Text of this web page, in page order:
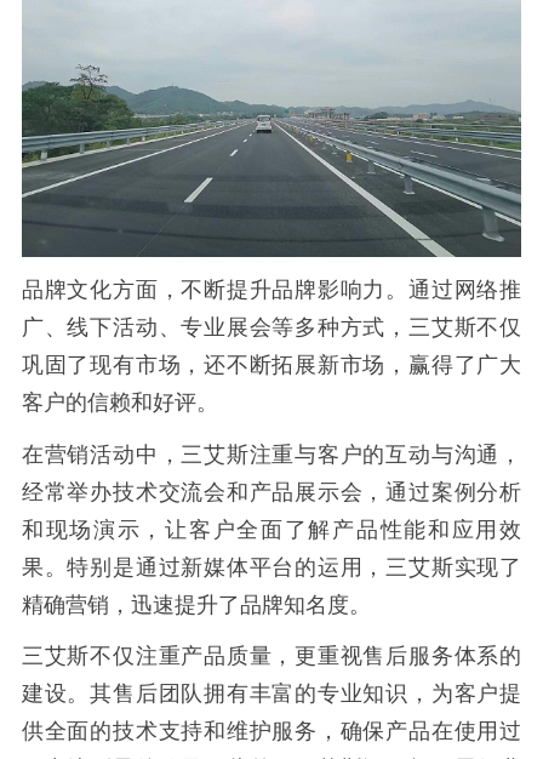
品牌文化方面，不断提升品牌影响力。通过网络推
广、线下活动、专业展会等多种方式，三艾斯不仅
巩固了现有市场，还不断拓展新市场，赢得了广大
客户的信赖和好评。
在营销活动中，三艾斯注重与客户的互动与沟通，
经常举办技术交流会和产品展示会，通过案例分析
和现场演示，让客户全面了解产品性能和应用效
果。特别是通过新媒体平台的运用，三艾斯实现了
精确营销，迅速提升了品牌知名度。
三艾斯不仅注重产品质量，更重视售后服务体系的
建设。其售后团队拥有丰富的专业知识，为客户提
供全面的技术支持和维护服务，确保产品在使用过